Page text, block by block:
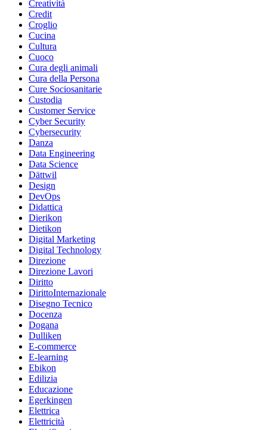
Creatività
Credit
Croglio
Cucina
Cultura
Cuoco
Cura degli animali
Cura della Persona
Cure Sociosanitarie
Custodia
Customer Service
Cyber Security
Cybersecurity
Danza
Data Engineering
Data Science
Dättwil
Design
DevOps
Didattica
Dierikon
Dietikon
Digital Marketing
Digital Technology
Direzione
Direzione Lavori
Diritto
DirittoInternazionale
Disegno Tecnico
Docenza
Dogana
Dulliken
E-commerce
E-learning
Ebikon
Edilizia
Educazione
Egerkingen
Elettrica
Elettricità